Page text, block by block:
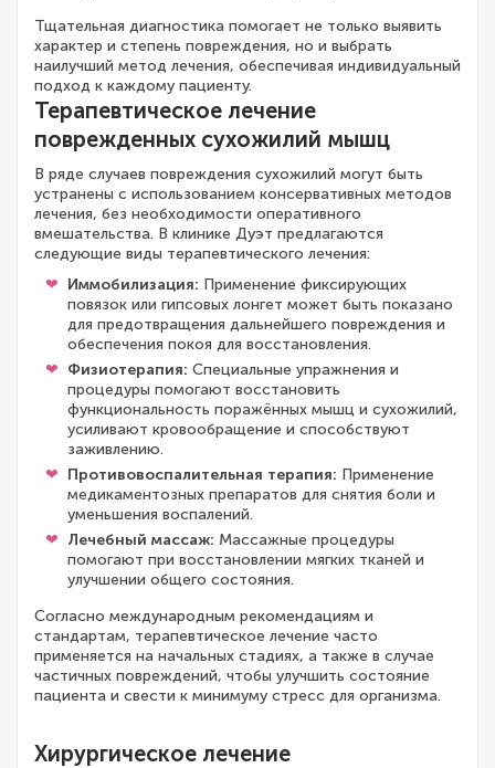
Тщательная диагностика помогает не только выявить
характер и степень повреждения, но и выбрать
наилучший метод лечения, обеспечивая индивидуальный
подход к каждому пациенту.
Терапевтическое лечение
поврежденных сухожилий мышц
В ряде случаев повреждения сухожилий могут быть
устранены с использованием консервативных методов
лечения, без необходимости оперативного
вмешательства. В клинике Дуэт предлагаются
следующие виды терапевтического лечения:
Иммобилизация: Применение фиксирующих
повязок или гипсовых лонгет может быть показано
для предотвращения дальнейшего повреждения и
обеспечения покоя для восстановления.
Физиотерапия: Специальные упражнения и
процедуры помогают восстановить
функциональность поражённых мышц и сухожилий,
усиливают кровообращение и способствуют
заживлению.
Противовоспалительная терапия: Применение
медикаментозных препаратов для снятия боли и
уменьшения воспалений.
Лечебный массаж: Массажные процедуры
помогают при восстановлении мягких тканей и
улучшении общего состояния.
Согласно международным рекомендациям и
стандартам, терапевтическое лечение часто
применяется на начальных стадиях, а также в случае
частичных повреждений, чтобы улучшить состояние
пациента и свести к минимуму стресс для организма.
Хирургическое лечение